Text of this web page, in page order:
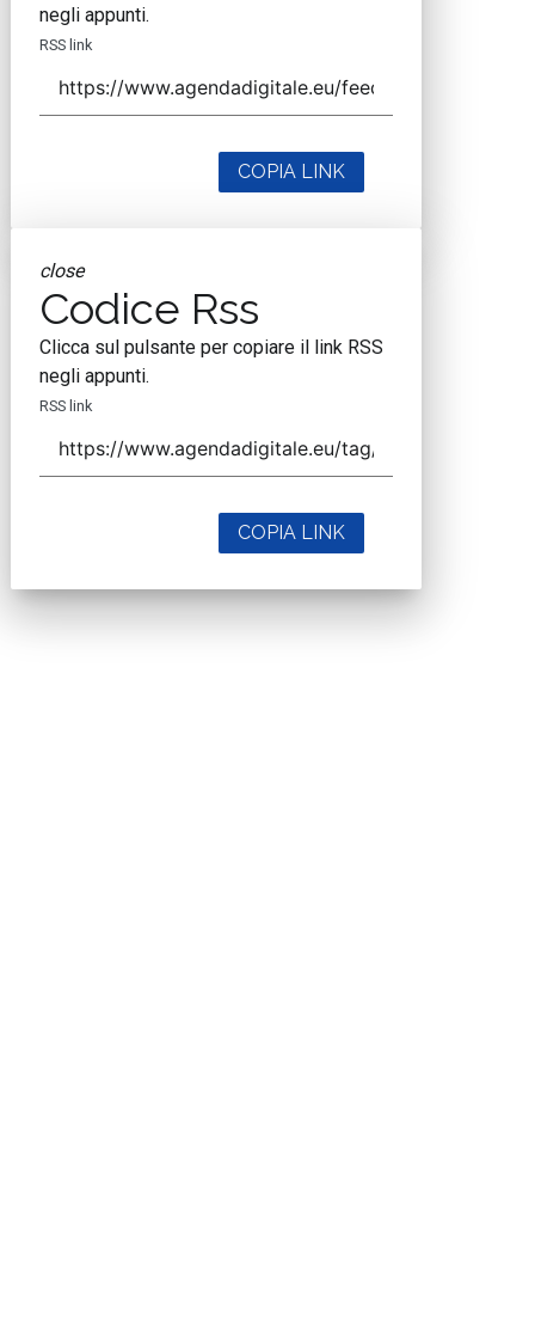
negli appunti.
RSS link
COPIA LINK
close
Codice Rss
Clicca sul pulsante per copiare il link RSS
negli appunti.
RSS link
COPIA LINK